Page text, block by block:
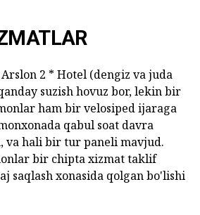
2 * Hotel (dengiz va juda
suzish hovuz bor, lekin bir
ham bir velosiped ijaraga
qabul soat davra
va hali bir tur paneli mavjud.
bir chipta xizmat taklif
saqlash xonasida qolgan bo'lishi